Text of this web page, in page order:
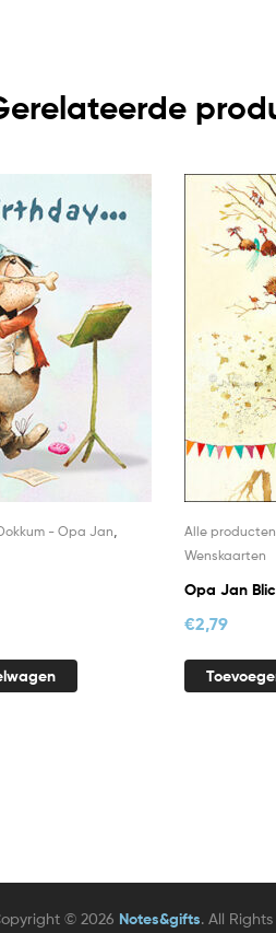
- Opa Jan Alle producten
Wenskaarten
Opa Jan
€2,79
© 2026 Notes&gifts. All